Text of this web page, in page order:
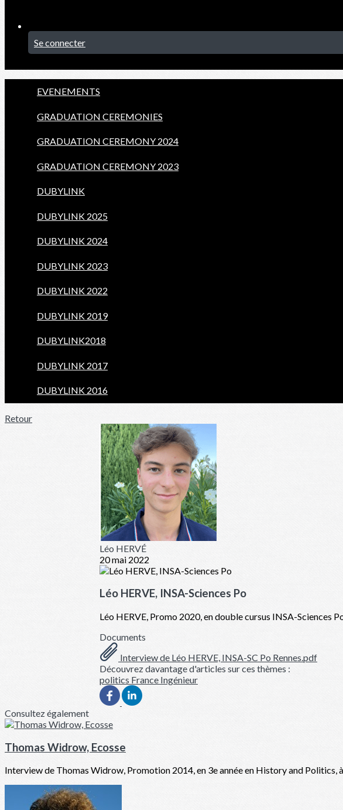
Se connecter
EVENEMENTS
GRADUATION CEREMONIES
GRADUATION CEREMONY 2024
GRADUATION CEREMONY 2023
DUBYLINK
DUBYLINK 2025
DUBYLINK 2024
DUBYLINK 2023
DUBYLINK 2022
DUBYLINK 2019
DUBYLINK2018
DUBYLINK 2017
DUBYLINK 2016
Retour
Léo HERVÉ
20 mai 2022
Léo HERVE, INSA-Sciences Po
Léo HERVE, Promo 2020, en double cursus INSA-Sciences
Documents
Interview de Léo HERVE, INSA-SC Po Rennes.pdf
Découvrez davantage d'articles sur ces thèmes :
politics France Ingénieur
Consultez également
Thomas Widrow, Ecosse
Interview de Thomas Widrow, Promotion 2014, en 3e année en History and Politics,